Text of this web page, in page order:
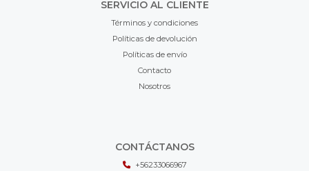
SERVICIO AL CLIENTE
Términos y condiciones
Políticas de devolución
Políticas de envío
Contacto
Nosotros
CONTÁCTANOS
+56233066967